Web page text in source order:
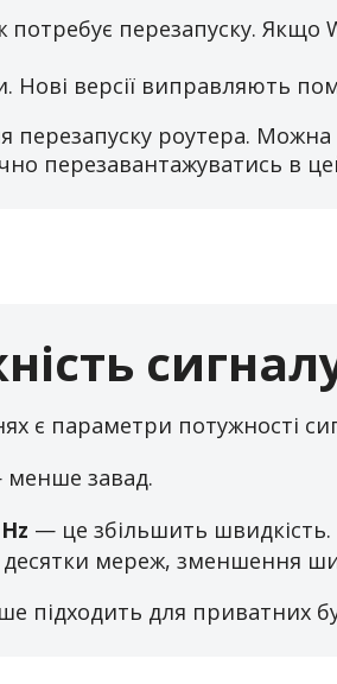
потребує перезапуску.
версії виправляють
перезапуску роутера.
перезавантажуватись в
є параметри потужності
завад.
— це збільшить швидкість.
мереж, зменшення
підходить для приватних